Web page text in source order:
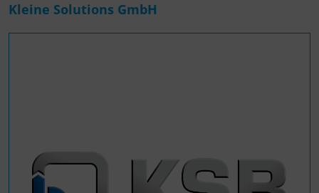
Kleine Solutions GmbH